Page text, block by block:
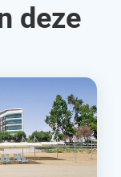
deze